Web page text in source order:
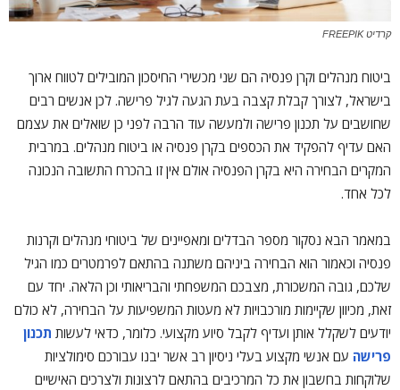
קרדיט FREEPIK
ביטוח מנהלים וקרן פנסיה הם שני מכשירי החיסכון המובילים לטווח ארוך
בישראל, לצורך קבלת קצבה בעת הגעה לגיל פרישה. לכן אנשים רבים
שחושבים על תכנון פרישה ולמעשה עוד הרבה לפני כן שואלים את עצמם
האם עדיף להפקיד את הכספים בקרן פנסיה או ביטוח מנהלים. במרבית
המקרים הבחירה היא בקרן הפנסיה אולם אין זו בהכרח התשובה הנכונה
לכל אחד.
במאמר הבא נסקור מספר הבדלים ומאפיינים של ביטוחי מנהלים וקרנות
פנסיה וכאמור הוא הבחירה ביניהם משתנה בהתאם לפרמטרים כמו הגיל
שלכם, גובה המשכורת, מצבכם המשפחתי והבריאותי וכן הלאה. יחד עם
זאת, מכיוון שקיימות מורכבויות לא מעטות המשפיעות על הבחירה, לא כולם
יודעים לשקלל אותן ועדיף לקבל סיוע מקצועי. כלומר, כדאי לעשות תכנון
פרישה עם אנשי מקצוע בעלי ניסיון רב אשר יבנו עבורכם סימולציות
שלוקחות בחשבון את כל המרכיבים בהתאם לרצונות ולצרכים האישיים